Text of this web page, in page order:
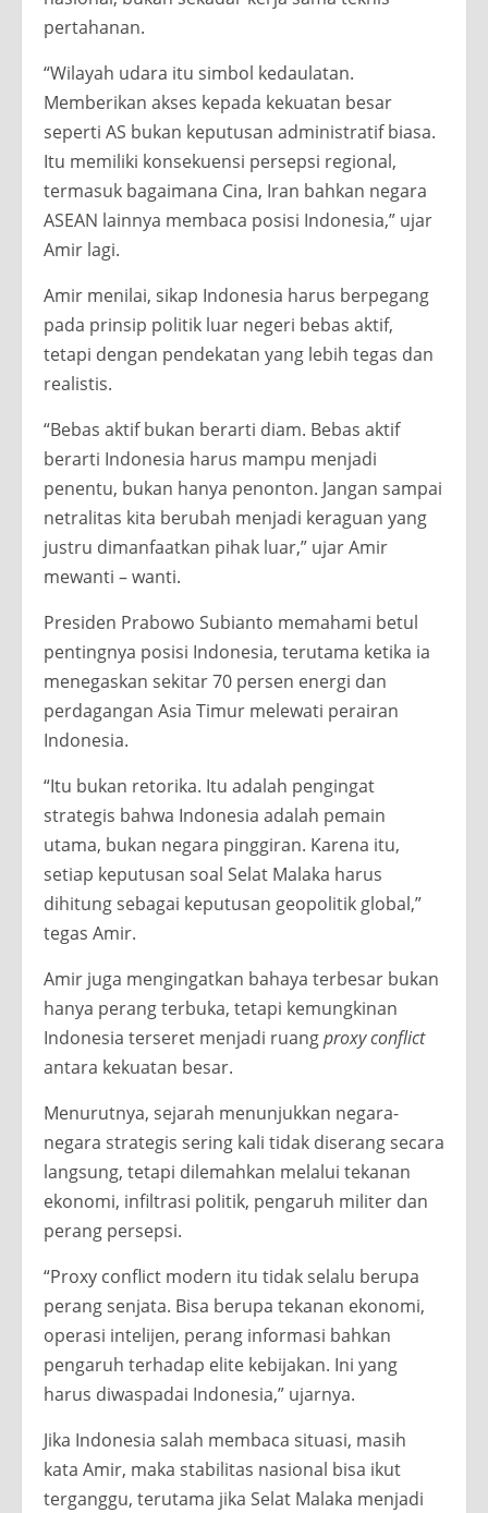
pertahanan.
“Wilayah udara itu simbol kedaulatan.
Memberikan akses kepada kekuatan besar
seperti AS bukan keputusan administratif biasa.
Itu memiliki konsekuensi persepsi regional,
termasuk bagaimana Cina, Iran bahkan negara
ASEAN lainnya membaca posisi Indonesia,” ujar
Amir lagi.
Amir menilai, sikap Indonesia harus berpegang
pada prinsip politik luar negeri bebas aktif,
tetapi dengan pendekatan yang lebih tegas dan
realistis.
“Bebas aktif bukan berarti diam. Bebas aktif
berarti Indonesia harus mampu menjadi
penentu, bukan hanya penonton. Jangan sampai
netralitas kita berubah menjadi keraguan yang
justru dimanfaatkan pihak luar,” ujar Amir
mewanti – wanti.
Presiden Prabowo Subianto memahami betul
pentingnya posisi Indonesia, terutama ketika ia
menegaskan sekitar 70 persen energi dan
perdagangan Asia Timur melewati perairan
Indonesia.
“Itu bukan retorika. Itu adalah pengingat
strategis bahwa Indonesia adalah pemain
utama, bukan negara pinggiran. Karena itu,
setiap keputusan soal Selat Malaka harus
dihitung sebagai keputusan geopolitik global,”
tegas Amir.
Amir juga mengingatkan bahaya terbesar bukan
hanya perang terbuka, tetapi kemungkinan
Indonesia terseret menjadi ruangproxy conflict
antara kekuatan besar.
Menurutnya, sejarah menunjukkan negara-
negara strategis sering kali tidak diserang secara
langsung, tetapi dilemahkan melalui tekanan
ekonomi, infiltrasi politik, pengaruh militer dan
perang persepsi.
“Proxy conflict modern itu tidak selalu berupa
perang senjata. Bisa berupa tekanan ekonomi,
operasi intelijen, perang informasi bahkan
pengaruh terhadap elite kebijakan. Ini yang
harus diwaspadai Indonesia,” ujarnya.
Jika Indonesia salah membaca situasi, masih
kata Amir, maka stabilitas nasional bisa ikut
terganggu, terutama jika Selat Malaka menjadi